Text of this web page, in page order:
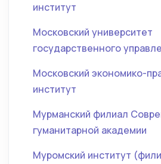
институт
Московский университет
государственного
Московский экономико-
институт
Мурманский филиал
гуманитарной академии
Муромский институт